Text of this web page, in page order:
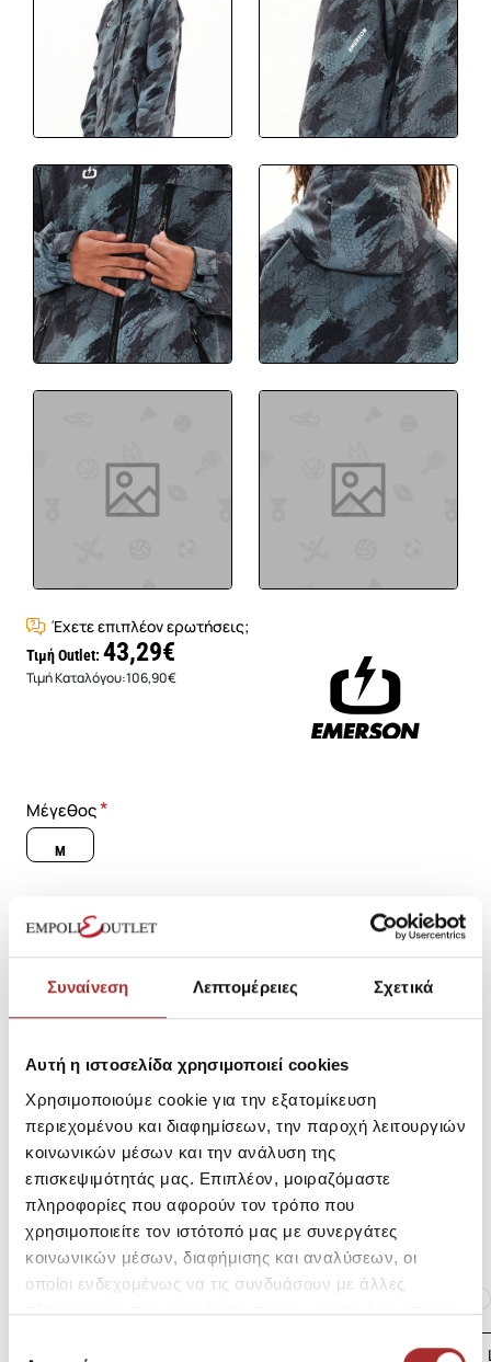
Συναίνεση Λεπτομέρειες Σχετικά
Αυτή η ιστοσελίδα χρησιμοποιεί cookies
Χρησιμοποιούμε cookie για την εξατομίκευση
περιεχομένου και διαφημίσεων, την παροχή λειτουργιών
κοινωνικών μέσων και την ανάλυση της
επισκεψιμότητάς μας. Επιπλέον, μοιραζόμαστε
πληροφορίες που αφορούν τον τρόπο που
χρησιμοποιείτε τον ιστότοπό μας με συνεργάτες
κοινωνικών μέσων, διαφήμισης και αναλύσεων, οι
οποίοι ενδεχομένως να τις συνδυάσουν με άλλες
πληροφορίες που τους έχετε παραχωρήσει ή τις οποίες
Έχετε επιπλέον ερωτήσεις;
Τιμή Outlet: 43,29€
Τιμή Καταλόγου:106,90€
Μέγεθος
M
SKU: 25298072F0908
Αποστολές Προϊόντων
Επιστροφές Προϊόντων
Ίδια κατηγορία Ίδιο Brand